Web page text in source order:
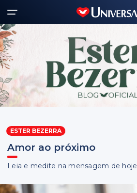
ESTER BEZERRA
Amor ao próximo
Leia e medite na mensagem de hoje